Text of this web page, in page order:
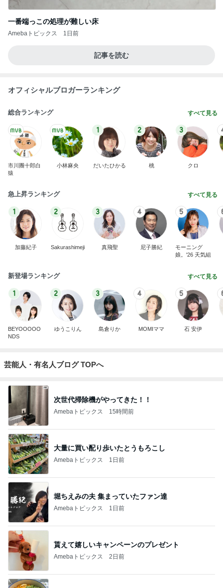
一番端っこの処理が難しい床
Amebaトピックス 1日前
記事を読む
オフィシャルブロガーランキング
総合ランキング すべて見る
市川團十郎白
猿
小林麻央
1
だいたひかる
2
桃
3
クロ
急上昇ランキング すべて見る
1
加藤紀子
2
Sakurashimeji
3
真飛聖
4
尼子勝紀
5
モーニング
娘。'26 天気組
新登場ランキング すべて見る
1
BEYOOOOO
NDS
2
ゆうこりん
3
島倉りか
4
MOMIママ
5
石 安伊
芸能人・有名人ブログ TOPへ
次世代掃除機がやってきた！！
Amebaトピックス 15時間前
大量に買い配り歩いたとうもろこし
Amebaトピックス 1日前
堀ちえみの夫 集まっていたファン達
Amebaトピックス 1日前
貰えて嬉しいキャンペーンのプレゼント
Amebaトピックス 2日前